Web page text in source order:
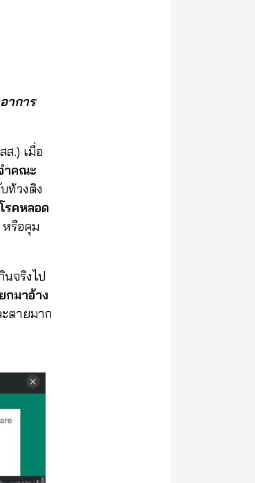
าการ
.) เมื่อ
ำคณะ
ท้วงติง
รคหลอด
หรือคุม
จริงไป
กมาอ้าง
ตายมาก